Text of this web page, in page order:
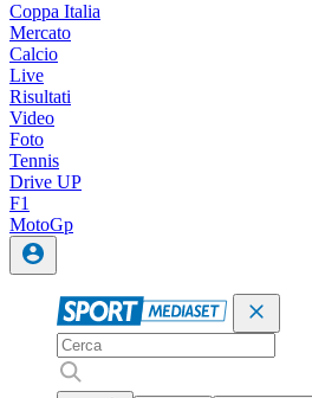
Coppa Italia
Mercato
Calcio
Live
Risultati
Video
Foto
Tennis
Drive UP
F1
MotoGp